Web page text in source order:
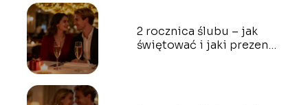
2 rocznica ślubu – jak
świętować i jaki prezent